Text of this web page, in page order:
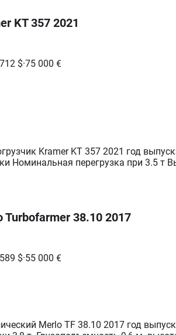
KT 357 2021
$·75 000 €
Kramer KT 357 2021 год
Номинальная перегрузка при 3.5 т
ковш, паллетные вилы В
Turbofarmer 38.10 2017
$·55 000 €
Merlo TF 38.10 2017 год